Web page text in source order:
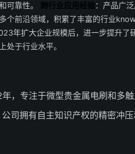
可靠性。
跨行业应用经验：产品广
个前沿领域，积累了丰富的行业
年扩大企业规模后，进一步提升了
处于行业水平。
，专注于微型贵金属电刷和多
司拥有自主知识产权的精密冲